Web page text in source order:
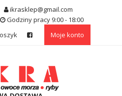
ikrasklep@gmail.com
Godziny pracy 9:00 - 18:00
Moje konto